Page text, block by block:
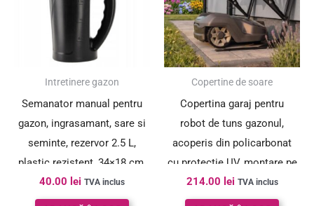
Intretinere gazon
Semanator manual pentru
gazon, ingrasamant, sare si
seminte, rezervor 2.5 L,
plastic rezistent, 34×18 cm,
negru
40.00 lei TVA inclus
Copertine de soare
Copertina garaj pentru
robot de tuns gazonul,
acoperis din policarbonat
cu protectie UV, montare pe
perete sau pe sol, 100×80
cm, negru
214.00 lei TVA inclus